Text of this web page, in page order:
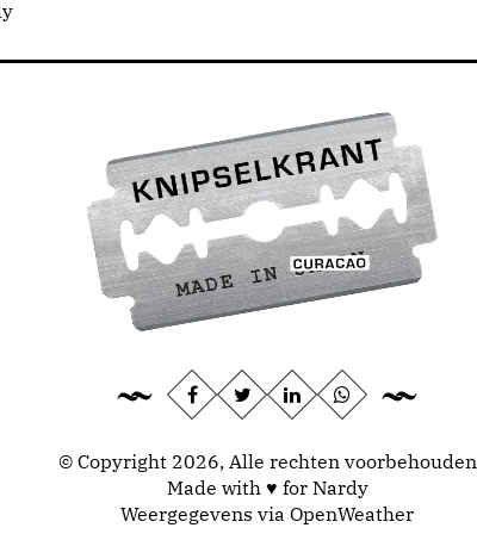
© Copyright 2026, Alle rechten voorbehouden
Made with ♥ for Nardy
Weergegevens via OpenWeather